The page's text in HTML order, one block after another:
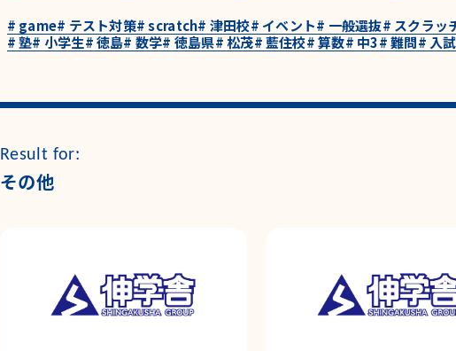
# game# テスト対策# scratch# 津田校# イベント# 一般選抜# スクラッ
#塾# 小学生#徳島# 数学# 徳島県#松茂#藍住校#算数# 中3#難問# 入
Result for:
その他